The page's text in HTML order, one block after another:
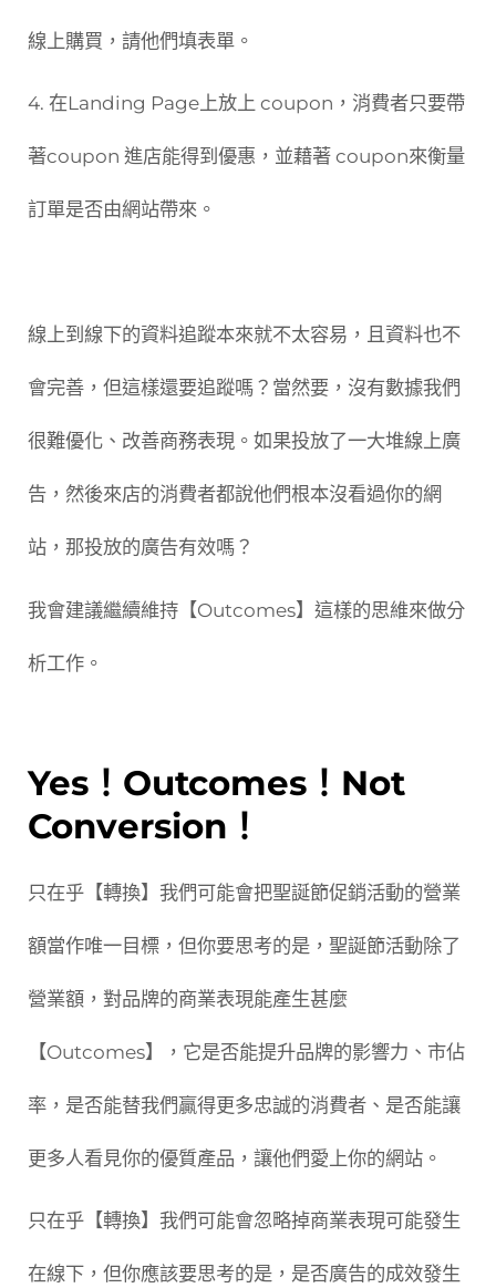
線上購買，請他們填表單。
4. 在Landing Page上放上 coupon，消費者只要帶
著coupon 進店能得到優惠，並藉著 coupon來衡量
訂單是否由網站帶來。
線上到線下的資料追蹤本來就不太容易，且資料也不
會完善，但這樣還要追蹤嗎？當然要，沒有數據我們
很難優化、改善商務表現。如果投放了一大堆線上廣
告，然後來店的消費者都說他們根本沒看過你的網
站，那投放的廣告有效嗎？
我會建議繼續維持【Outcomes】這樣的思維來做分
析工作。
Yes！Outcomes！Not
Conversion！
只在乎【轉換】我們可能會把聖誕節促銷活動的營業
額當作唯一目標，但你要思考的是，聖誕節活動除了
營業額，對品牌的商業表現能產生甚麼
【Outcomes】，它是否能提升品牌的影響力、市佔
率，是否能替我們贏得更多忠誠的消費者、是否能讓
更多人看見你的優質產品，讓他們愛上你的網站。
只在乎【轉換】我們可能會忽略掉商業表現可能發生
在線下，但你應該要思考的是，是否廣告的成效發生